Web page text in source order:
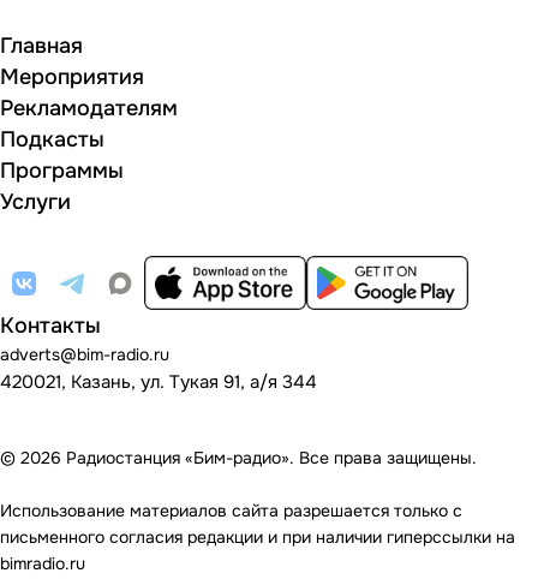
Главная
Мероприятия
Рекламодателям
Подкасты
Программы
Услуги
Контакты
adverts@bim-radio.ru
420021, Казань, ул. Тукая 91, а/я 344
© 2026 Радиостанция «Бим-радио». Все права защищены.
Использование материалов сайта разрешается только с
письменного согласия редакции и при наличии гиперссылки на
bimradio.ru